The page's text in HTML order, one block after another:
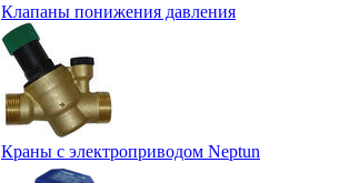
Клапаны понижения давления
Краны с электроприводом Neptun